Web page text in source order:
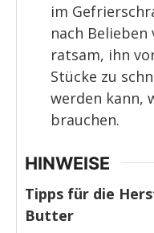
im
nach Belieben
ratsam, ihn
Stücke zu
werden kann,
brauchen.
HINWEISE
Tipps für die
Butter